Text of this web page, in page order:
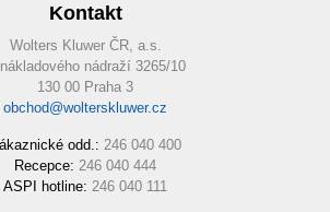
Kontakt
Wolters Kluwer ČR, a.s.
nádraží 3265/10
130 00 Praha 3
obchod@wolterskluwer.cz
odd.: 246 040 400
Recepce: 246 040 444
ASPI hotline: 246 040 111